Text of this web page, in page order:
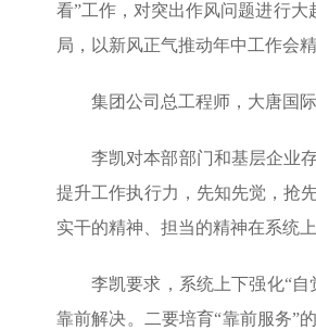
看”工作，对突出作风问题进行
局，以新风正气推动年中工作会
集团公司总工程师，大唐国
李凯对本部部门和基层企业
提升工作执行力，先知先觉，抢
实干的精神、担当的精神在系统上
李凯要求，系统上下强化“
靠前解决。二要培育“靠前服务”